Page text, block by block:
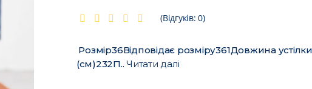
(Відгуків: 0)
Розмір36Відповідає розміру361Довжина устілки
(см)232П..Читати далі